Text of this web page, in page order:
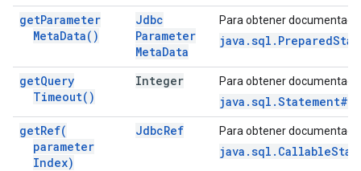
getParameter
MetaData( )
Jdbc
Parameter
MetaData
Para obtener
getQuery
Timeout( )
Integer Para obtener
getRef(
parameter
Index)
JdbcRef Para obtener